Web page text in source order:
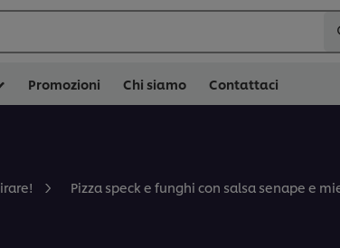
Promozioni Chi siamo Contattaci
Pizza speck e funghi con salsa senape e